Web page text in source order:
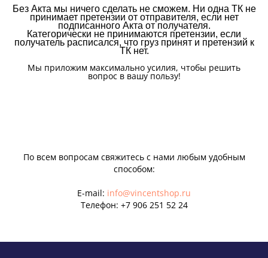
Без Акта мы ничего сделать не сможем. Ни одна ТК не
принимает претензии от отправителя, если нет
подписанного Акта от получателя.
Категорически не принимаются претензии, если
получатель расписался, что груз принят и претензий к
ТК нет.
Мы приложим максимально усилия, чтобы решить
вопрос в вашу пользу!
По всем вопросам свяжитесь с нами любым удобным
способом:
E-mail: info@vincentshop.ru
Телефон: +7 906 251 52 24